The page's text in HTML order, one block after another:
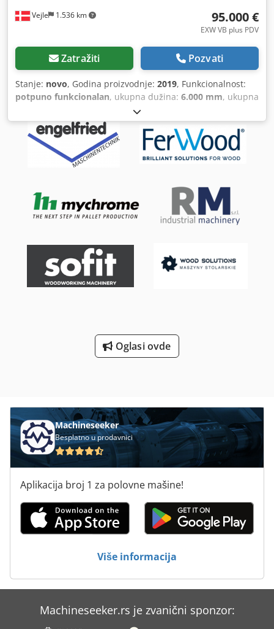
Vejle 1.536 km 95.000 €
EXW VB plus PDV
Zatražiti Pozvati
Stanje: novo, Godina proizvodnje: 2019, Funkcionalnost:
potpuno funkcionalan, ukupna dužina: 6.000 mm, ukupna
, Industrijska postrojenja za vakuumsku i
tlačnu impregnaciju dizajnirana za efikasnu i ujednačenu
obradu drveta. Model T10 poseduje autoklav prečnika
Ø1.800 mm i dužine 6.000 mm, kapaciteta 8–9 m³ drveta
po jednoj turi, sa radnim pritiskom do 15 bara (aps).
sistema, omogućavajući preciznu kontrolu vakuuma,
pritiska, vremena i apsorpcije impregnacionog sredstva.
Izgrađeno prema standardu EN 13445 uz inspekciju treće
strane, pogodno je za savremena sredstva za impregnaciju
sistem uključuje tlačni sud, radni rezervoar, vakuumsku i
tlačnu pumpu, sistem za čišćenje, sistem za utovar kolica i
sigurnosne funkcije. Idealno za pilane i industrijske
preradjivače drveta koji zahtevaju pouzdane i
Oglasi ovde
Machineseeker
Besplatno u prodavnici
Aplikacija broj 1 za polovne mašine!
Više informacija
Machineseeker.rs je zvanični sponzor: